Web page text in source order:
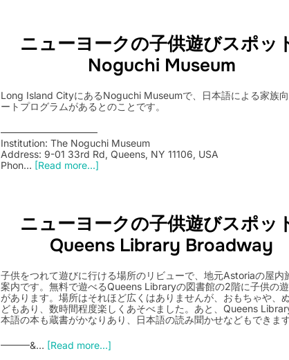
ニューヨークの子供遊びスポッ
Noguchi Museum
Long Island CityにあるNoguchi Museumで、日本語による家族
ートプログラムがあるとのことです。
——————————
Institution: The Noguchi Museum
Address: 9-01 33rd Rd, Queens, NY 11106, USA
Phon… [Read more...]
ニューヨークの子供遊びスポッ
Queens Library Broadway
子供をつれて遊びに行ける場所のリビューで、地元Astoriaの屋内
案内です。無料で遊べるQueens Libraryの図書館の2階に子供の
があります。場所はそれほど広くはありませんが、おもちゃや、
どもあり、数時間程度楽しくあそべました。あと、Queens
本語の本も蔵書がかなりあり、日本語の読み聞かせなどもできます
———&… [Read more...]